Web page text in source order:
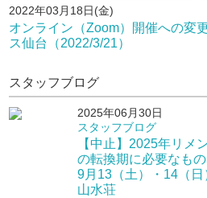
2022年03月18日(金)
オンライン（Zoom）開催への変
ス仙台（2022/3/21）
スタッフブログ
2025年06月30日
スタッフブログ
【中止】2025年リメ
の転換期に必要なも
9月13（土）・14（
山水荘